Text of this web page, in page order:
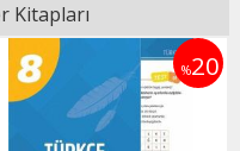
Kitapları
%20